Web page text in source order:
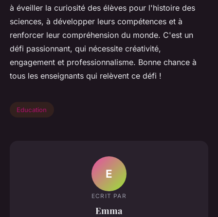
à éveiller la curiosité des élèves pour l'histoire des
sciences, à développer leurs compétences et à
renforcer leur compréhension du monde. C'est un
défi passionnant, qui nécessite créativité,
engagement et professionnalisme. Bonne chance à
tous les enseignants qui relèvent ce défi !
Education
E
ECRIT PAR
Emma